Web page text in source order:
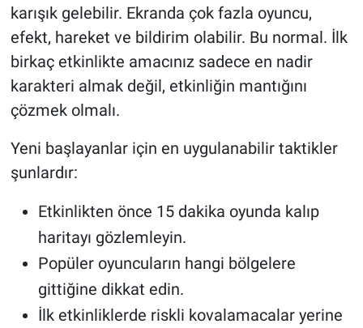
karışık gelebilir. Ekranda çok fazla oyuncu,
efekt, hareket ve bildirim olabilir. Bu normal. İlk
birkaç etkinlikte amacınız sadece en nadir
karakteri almak değil, etkinliğin mantığını
çözmek olmalı.
Yeni başlayanlar için en uygulanabilir taktikler
şunlardır:
Etkinlikten önce 15 dakika oyunda kalıp
haritayı gözlemleyin.
Popüler oyuncuların hangi bölgelere
gittiğine dikkat edin.
İlk etkinliklerde riskli kovalamacalar yerine